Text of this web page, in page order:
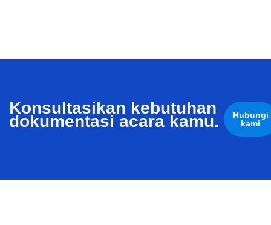
Konsultasikan kebutuhan
dokumentasi acara kamu.
Hubungi
kami